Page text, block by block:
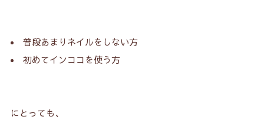
普段あまりネイルをしない方
初めてインココを使う方
にとっても、